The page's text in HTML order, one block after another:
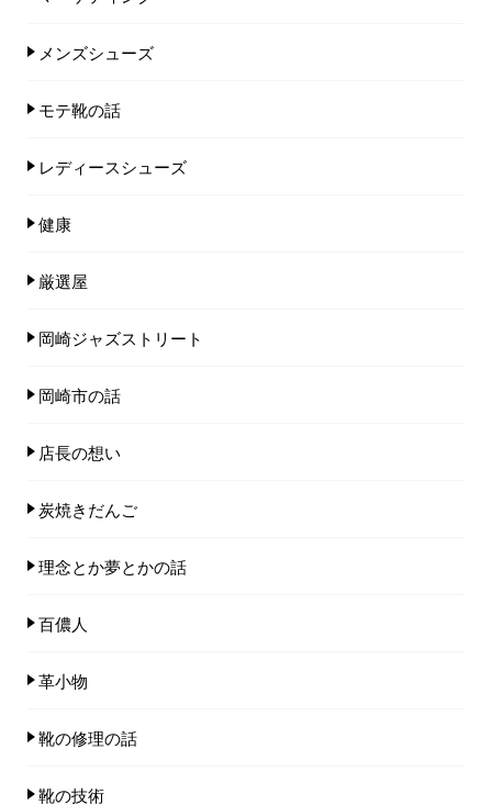
メンズシューズ
モテ靴の話
レディースシューズ
健康
厳選屋
岡崎ジャズストリート
岡崎市の話
店長の想い
炭焼きだんご
理念とか夢とかの話
百儂人
革小物
靴の修理の話
靴の技術